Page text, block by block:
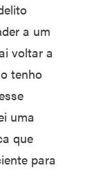
a um
voltar a
tenho
uma
que
para